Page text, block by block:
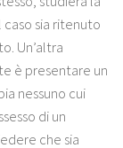
sia ritenuto
Un’altra
è presentare un
nessuno cui
di un
che sia